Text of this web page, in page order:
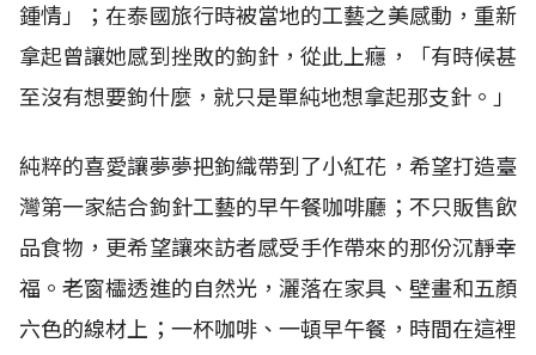
鍾情」；在泰國旅行時被當地的工藝之美感動，重新
拿起曾讓她感到挫敗的鉤針，從此上癮，「有時候甚
至沒有想要鉤什麼，就只是單純地想拿起那支針。」
純粹的喜愛讓夢夢把鉤織帶到了小紅花，希望打造臺
灣第一家結合鉤針工藝的早午餐咖啡廳；不只販售飲
品食物，更希望讓來訪者感受手作帶來的那份沉靜幸
福。老窗櫺透進的自然光，灑落在家具、壁畫和五顏
六色的線材上；一杯咖啡、一頓早午餐，時間在這裡